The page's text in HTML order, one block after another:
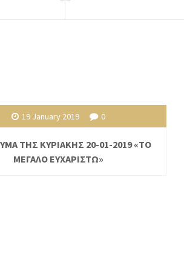
19 January 2019 0
ΤΗΣ ΚΥΡΙΑΚΗΣ 20-01-2019 «ΤΟ
ΜΕΓΑΛΟ ΕΥΧΑΡΙΣΤΩ»